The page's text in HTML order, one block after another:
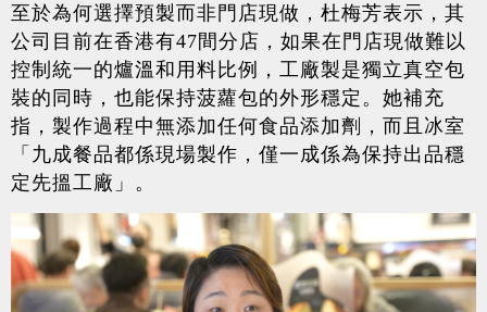
至於為何選擇預製而非門店現做，杜梅芳表示，其
公司目前在香港有47間分店，如果在門店現做難以
控制統一的爐溫和用料比例，工廠製是獨立真空包
裝的同時，也能保持菠蘿包的外形穩定。她補充
指，製作過程中無添加任何食品添加劑，而且冰室
「九成餐品都係現場製作，僅一成係為保持出品穩
定先搵工廠」。